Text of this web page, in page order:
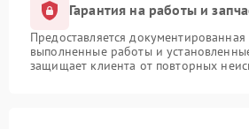
Гарантия на работы и
Предоставляется документированная
выполненные работы и
защищает клиента от повторных